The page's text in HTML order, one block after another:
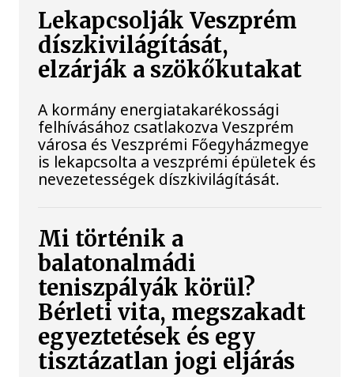
Lekapcsolják Veszprém
díszkivilágítását,
elzárják a szökőkutakat
A kormány energiatakarékossági
felhívásához csatlakozva Veszprém
városa és Veszprémi Főegyházmegye
is lekapcsolta a veszprémi épületek és
nevezetességek díszkivilágítását.
Mi történik a
balatonalmádi
teniszpályák körül?
Bérleti vita, megszakadt
egyeztetések és egy
tisztázatlan jogi eljárás